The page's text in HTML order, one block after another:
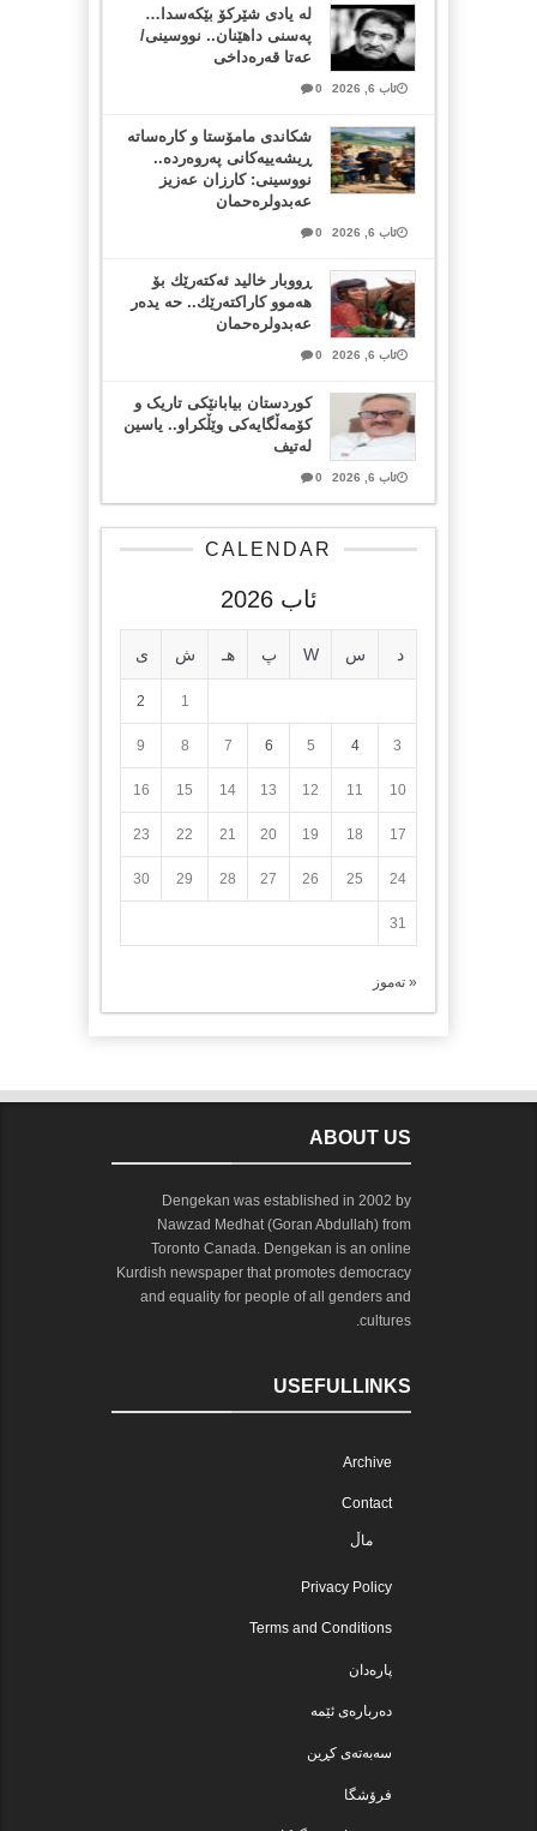
لە یادی شێرکۆ بێکەسدا…
پەسنی داهێنان.. نووسینی/
عەتا قەرەداخی
ئاب 6, 2026 0
شکاندی مامۆستا و کارەساتە
ڕیشەییەکانی پەروەردە..
نووسینی: کارزان عەزیز
عەبدولرەحمان
ئاب 6, 2026 0
ڕووبار خالید ئەكتەرێك بۆ
هەموو كاراكتەرێك.. حه یدەر
عەبدولرەحمان
ئاب 6, 2026 0
کوردستان بیابانێکی تاریک و
کۆمەڵگایەکی وێڵکراو.. یاسین
لەتیف
ئاب 6, 2026 0
CALENDAR
ئاب 2026
د س W پ هـ ش ی
1
2
3
4
5
6
7
8
9
10
11
12
13
14
15
16
17
18
19
20
21
22
23
24
25
26
27
28
29
30
31
« تەموز
ABOUT US
Dengekan was established in 2002 by
Nawzad Medhat (Goran Abdullah) from
Toronto Canada. Dengekan is an online
Kurdish newspaper that promotes democracy
and equality for people of all genders and
cultures.
USEFULLINKS
Archive
Contact
ماڵ
Privacy Policy
Terms and Conditions
پارەدان
دەربارەی ئێمە
سەبەتەی کڕین
فرۆشگا